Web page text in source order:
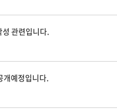
관련입니다.
개예정입니다.